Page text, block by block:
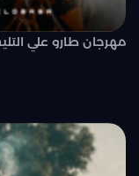
مهرجان طارو علي